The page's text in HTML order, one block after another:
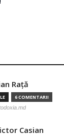
Raţă
6 COMENTARII
Casian